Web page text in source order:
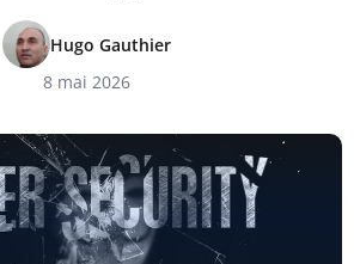
Hugo Gauthier
8 mai 2026